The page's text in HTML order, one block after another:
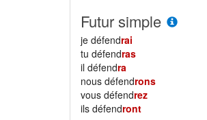
Futur simple
je défendrai
tu défendras
il défendra
nous défendrons
vous défendrez
ils défendront